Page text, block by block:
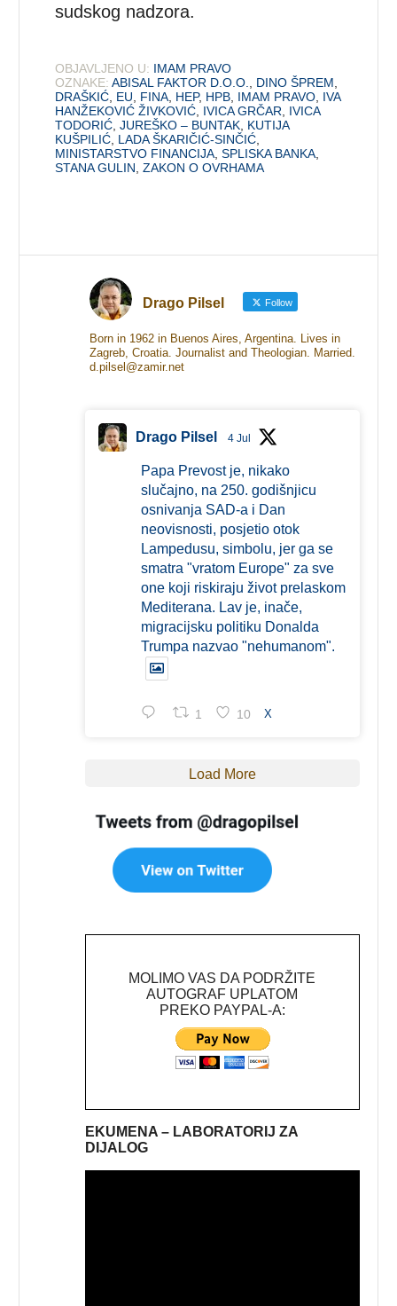
sudskog nadzora.
OBJAVLJENO U: IMAM PRAVO
OZNAKE: ABISAL FAKTOR D.O.O. DINO ŠPREM
DRAŠKIĆ EU FINA HEP, HPB IMAM PRAVO IVA
HANŽEKOVIĆ ŽIVKOVIĆ IVICA GRČAR
IVICA
TODORIĆ ,JUREŠKO – BUNTAK KUTIJA
KUŠPILIĆ LADA ŠKARIČIĆ-SINČIĆ
MINISTARSTVO FINANCIJA ,SPLISKA BANKA
STANA GULIN ,ZAKON O OVRHAMA
Drago Pilsel Follow
Born in 1962 in Buenos Aires, Argentina. Lives in
Zagreb, Croatia. Journalist and Theologian. Married.
d.pilsel@zamir.net
Drago Pilsel 4 Jul
Papa Prevost je, nikako
slučajno, na 250. godišnjicu
osnivanja SAD-a i Dan
neovisnosti, posjetio otok
Lampedusu, simbolu, jer ga se
smatra "vratom Europe" za sve
one koji riskiraju život prelaskom
Mediterana. Lav je, inače,
migracijsku politiku Donalda
Trumpa nazvao "nehumanom".
1 10 X
Load More
MOLIMO VAS DA PODRŽITE
AUTOGRAF UPLATOM
PREKO PAYPAL-A:
EKUMENA – LABORATORIJ ZA
DIJALOG